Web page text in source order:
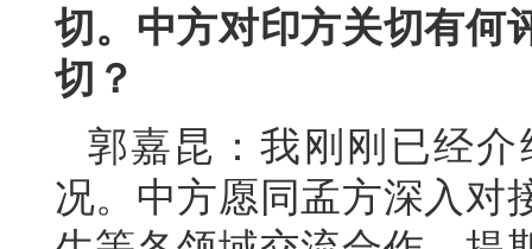
切。中方对印方关切有何
切？
郭嘉昆：我刚刚已经
况。中方愿同孟方深入对